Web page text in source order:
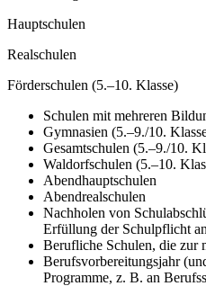
Hauptschulen
Realschulen
Förderschulen (5.–10. Klasse)
Schulen mit mehreren
Gymnasien (5.–9./10.
Gesamtschulen (5.–9./10.
Waldorfschulen (5.–10.
Abendhauptschulen
Abendrealschulen
Nachholen von
Erfüllung der Schulpflicht
Berufliche Schulen, die zur
Berufsvorbereitungsjahr
Programme, z. B. an